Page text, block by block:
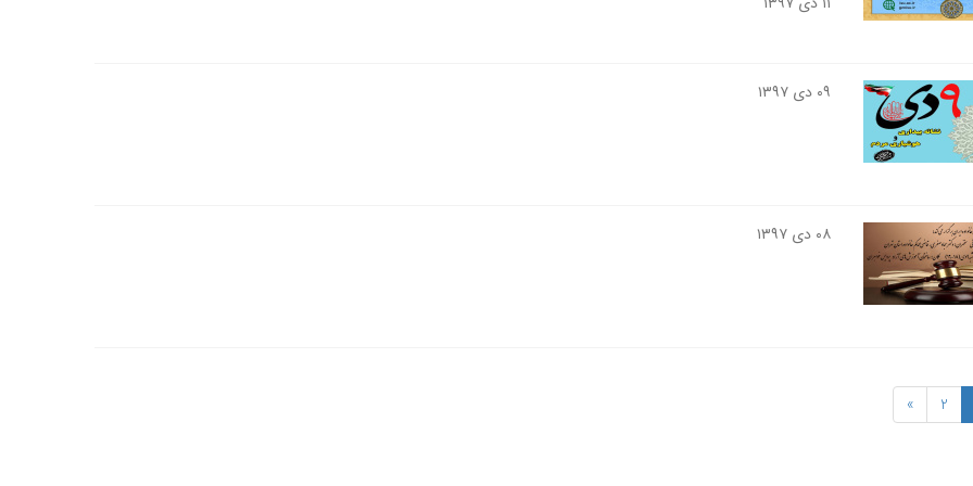
۰۹ دی ۱۳۹۷
۰۸ دی ۱۳۹۷
2
»